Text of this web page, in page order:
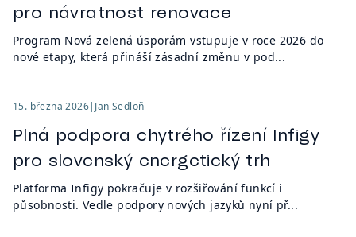
pro návratnost renovace
Program Nová zelená úsporám vstupuje v roce 2026 do
nové etapy, která přináší zásadní změnu v pod...
15. března 2026| Jan Sedloň
Plná podpora chytrého řízení Infigy
pro slovenský energetický trh
Platforma Infigy pokračuje v rozšiřování funkcí i
působnosti. Vedle podpory nových jazyků nyní př...